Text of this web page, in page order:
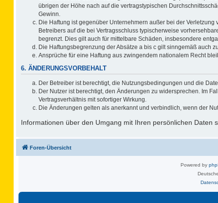
übrigen der Höhe nach auf die vertragstypischen
Gewinn.
Die Haftung ist gegenüber Unternehmern außer bei der
Betreibers auf die bei Vertragsschluss typischerweise
begrenzt. Dies gilt auch für mittelbare Schäden, insbesondere
Die Haftungsbegrenzung der Absätze a bis c gilt sinngemäß auch
Ansprüche für eine Haftung aus zwingendem nationalem Recht
6. ÄNDERUNGSVORBEHALT
Der Betreiber ist berechtigt, die Nutzungsbedingungen und die
Der Nutzer ist berechtigt, den Änderungen zu widersprechen. Im
Vertragsverhältnis mit sofortiger Wirkung.
Die Änderungen gelten als anerkannt und verbindlich, wenn der
Informationen über den Umgang mit Ihren persönlichen Daten
Foren-Übersicht
Powered by